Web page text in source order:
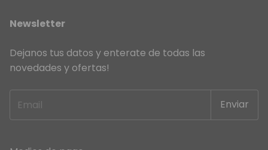
Newsletter
Dejanos tus datos y enterate de todas las
novedades y ofertas!